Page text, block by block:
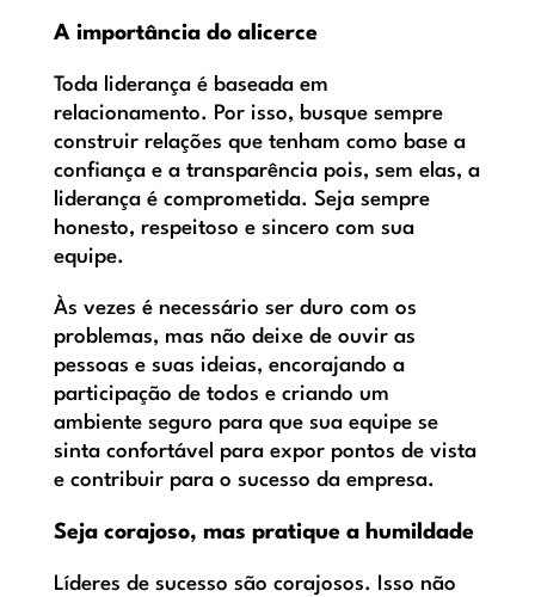
A importância do alicerce
Toda liderança é baseada em
relacionamento. Por isso, busque sempre
construir relações que tenham como base a
confiança e a transparência pois, sem elas, a
liderança é comprometida. Seja sempre
honesto, respeitoso e sincero com sua
equipe.
Às vezes é necessário ser duro com os
problemas, mas não deixe de ouvir as
pessoas e suas ideias, encorajando a
participação de todos e criando um
ambiente seguro para que sua equipe se
sinta confortável para expor pontos de vista
e contribuir para o sucesso da empresa.
Seja corajoso, mas pratique a humildade
Líderes de sucesso são corajosos. Isso não